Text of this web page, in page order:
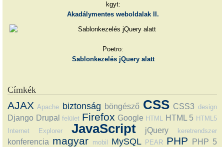
kgyt:
Akadálymentes weboldalak II.
Poetro:
Sablonkezelés jQuery alatt
Címkék
AJAX Apache biztonság böngésző CSS CSS3 design
Django Drupal felület Firefox Google HTML HTML 5 HTML5
Internet Explorer
JavaScript jQuery keretrendszer
konferencia magyar mobil MySQL PEAR PHP PHP 5